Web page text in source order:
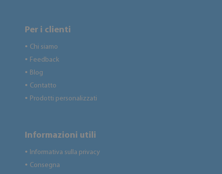
Per i clienti
● Chi siamo
● Feedback
● Blog
● Contatto
● Prodotti personalizzati
Informazioni utili
● Informativa sulla privacy
● Consegna